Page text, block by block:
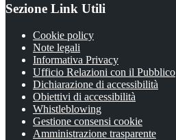
Sezione Link Utili
Cookie policy
Note legali
Informativa Privacy
Ufficio Relazioni con il Pubblico
Dichiarazione di accessibilità
Obiettivi di accessibilità
Whistleblowing
Gestione consensi cookie
Amministrazione trasparente